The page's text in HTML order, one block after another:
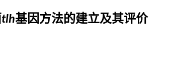
tlh基因方法的建立及其评价